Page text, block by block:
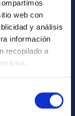
web con
y análisis
información
recopilado a